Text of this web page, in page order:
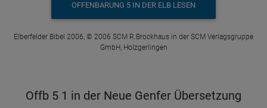
OFFENBARUNG 5 IN DER ELB LESEN
Elberfelder Bibel 2006, © 2006 SCM R.Brockhaus in der SCM Verlagsgruppe
GmbH, Holzgerlingen
Offb 5 1 in der Neue Genfer Übersetzung